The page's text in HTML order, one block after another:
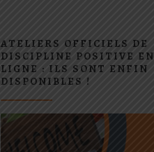
ATELIERS OFFICIELS DE
DISCIPLINE POSITIVE EN
LIGNE : ILS SONT ENFIN
DISPONIBLES !